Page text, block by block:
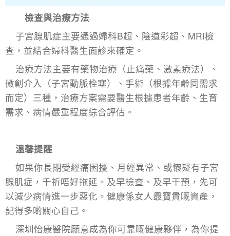
檢查與治療方法
子宮腺肌症主要通過婦科B超、陰道彩超、MRI檢
查，並結合婦科醫生面診來確定。
治療方法主要有藥物治療（止痛藥、激素療法）、
微創介入（子宮動脈栓塞）、手術（根據年齡同需求
而定）三種，治療方案需要醫生根據患者年齡、生育
需求、病情嚴重程度綜合評估。
溫馨提醒
如果你長期受經痛困擾、月經異常、或懷疑有子宮
腺肌症，千祈唔好拖延。及早檢查、及早干預，先可
以減少病情進一步惡化。健康係女人最寶貴嘅資產，
記得多啲關心自己。
深圳怡康醫院願意成為你可靠嘅健康夥伴，為你提